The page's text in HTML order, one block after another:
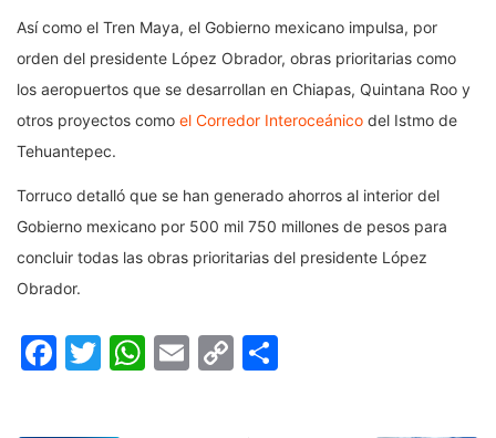
Así como el Tren Maya, el Gobierno mexicano impulsa, por
orden del presidente López Obrador, obras prioritarias como
los aeropuertos que se desarrollan en Chiapas, Quintana Roo y
otros proyectos como el Corredor Interoceánico del Istmo de
Tehuantepec.
Torruco detalló que se han generado ahorros al interior del
Gobierno mexicano por 500 mil 750 millones de pesos para
concluir todas las obras prioritarias del presidente López
Obrador.
Facebook
Twitter
WhatsApp
Email
Copy